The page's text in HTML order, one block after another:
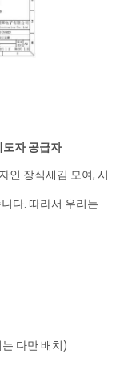
도자 공급자
인 장식새김 모여, 시
다. 따라서 우리는
다만 배치)